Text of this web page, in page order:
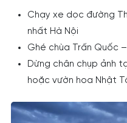
Chạy xe dọc đường
nhất Hà Nội
Ghé chùa Trấn Quốc
Dừng chân chụp ảnh
hoặc vườn hoa Nhật